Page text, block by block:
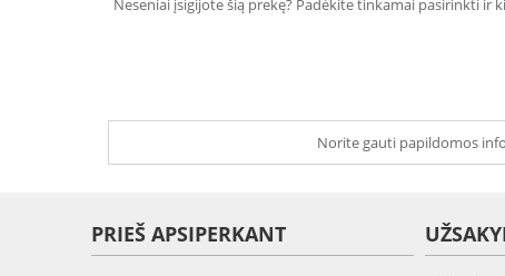
Neseniai įsigijote šią prekę? Padėkite tinkamai pasirinkti ir
Norite gauti papildomos
PRIEŠ APSIPERKANT